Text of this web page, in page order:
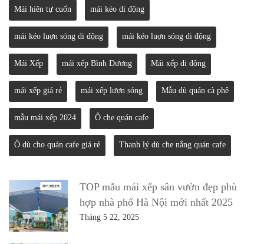
Mái hiên tự cuốn mái kéo di động
mái kéo luợn sóng di động mái kéo luợn sóng di động
Mái Xếp mái xếp Bình Dương Mái xếp di động
mái xếp giá rẻ mái xếp lượn sóng Mẫu dù quán cà phê
mẫu mái xếp 2024 Ô che quán cafe
Ô dù cho quán cafe giá rẻ Thanh lý dù che nắng quán cafe
TOP mẫu mái xếp sân vườn đẹp phù
hợp nhà phố Hà Nội mới nhất 2025
Tháng 5 22, 2025